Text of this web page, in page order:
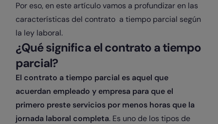
Por eso, en este artículo vamos a profundizar en las
características del contrato a tiempo parcial según
la ley laboral.
¿Qué significa el contrato a tiempo
parcial?
El contrato a tiempo parcial es aquel que
acuerdan empleado y empresa para que el
primero preste servicios por menos horas que la
jornada laboral completa. Es uno de los tipos de